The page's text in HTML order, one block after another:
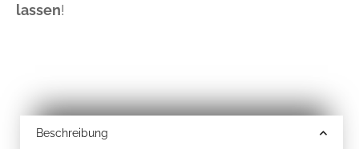
lassen!
Beschreibung